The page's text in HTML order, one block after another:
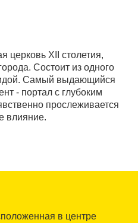
церковь XII столетия,
Состоит из одного
Самый выдающийся
- портал с глубоким
прослеживается
влияние.
в центре